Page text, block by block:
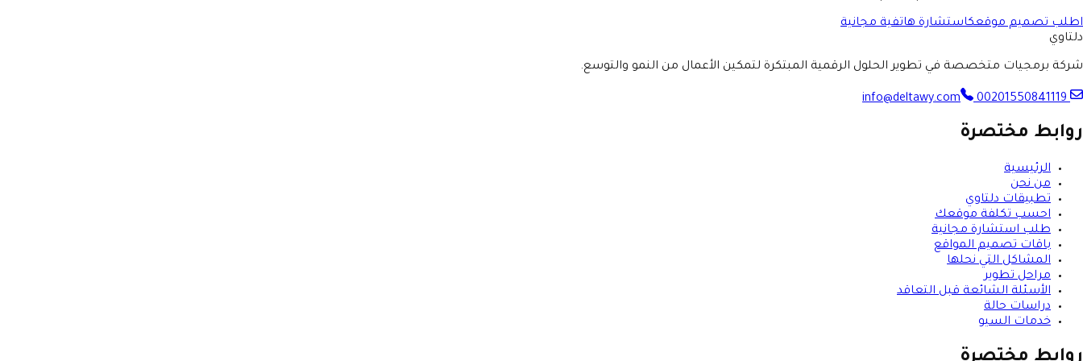
اطلب تصميم موقعكاستشارة هاتفية مجانية
دلتاوي
شركة برمجيات متخصصة في تطوير الحلول الرقمية المبتكرة لتمكين الأعمال من النمو والتوسع.
info@deltawy.com
00201550841119
روابط مختصرة
الرئيسية
من نحن
تطبيقات دلتاوي
احسب تكلفة موقعك
طلب استشارة مجانية
باقات تصميم المواقع
المشاكل التي نحلها
مراحل تطوير
الأسئلة الشائعة قبل التعاقد
دراسات حالة
خدمات السيو